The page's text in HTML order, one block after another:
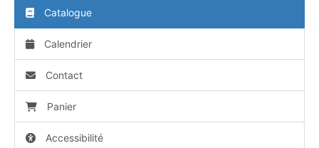
Catalogue
Calendrier
Contact
Panier
Accessibilité